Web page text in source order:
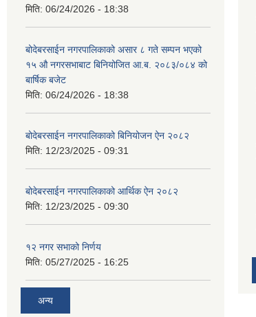
मिति: 06/24/2026 - 18:38
बोदेबरसाईन नगरपालिकाको असार ८ गते सम्पन भएको
१५ ‍‍‍औ नगरसभाबाट बिनियोजित आ.ब. २०८३/०८४ को
बार्षिक बजेट
मिति: 06/24/2026 - 18:38
बोदेबरसाईन नगरपालिकाको बिनियोजन ऐन २०८२
मिति: 12/23/2025 - 09:31
बोदेबरसाईन नगरपालिकाको आर्थिक ऐन २०८२
मिति: 12/23/2025 - 09:30
१२ नगर सभाको निर्णय
मिति: 05/27/2025 - 16:25
अन्य